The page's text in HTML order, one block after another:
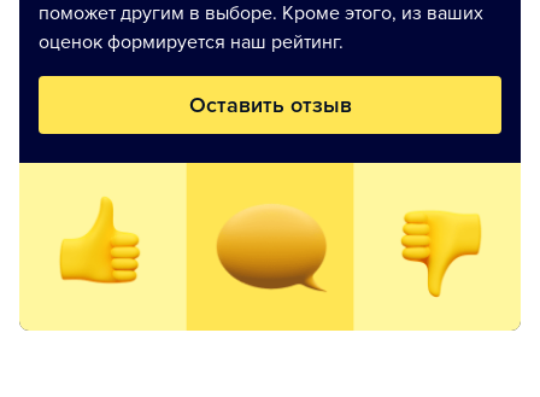
поможет другим в выборе. Кроме этого, из ваших
оценок формируется наш рейтинг.
Оставить отзыв